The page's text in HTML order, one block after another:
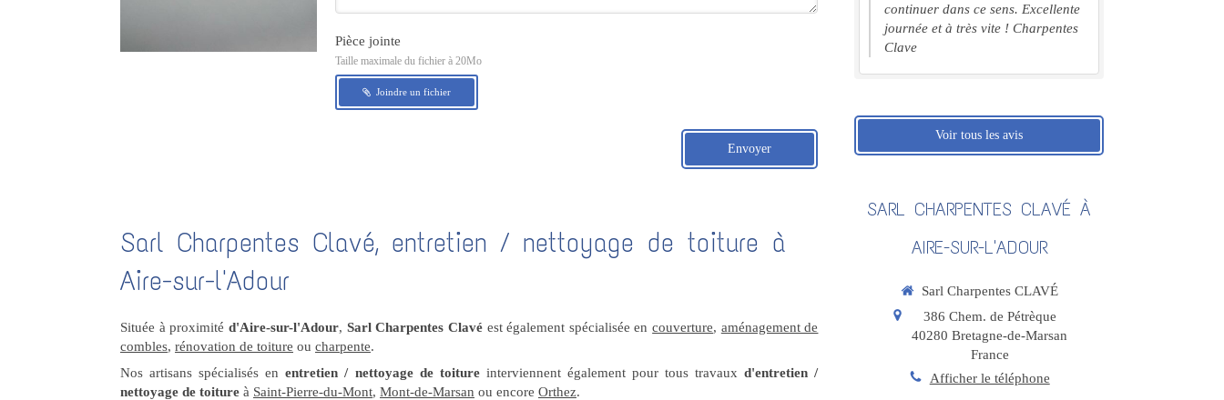
Pièce jointe
Taille maximale du fichier à 20Mo
Joindre un fichier
Envoyer
Sarl Charpentes Clavé, entretien / nettoyage de toiture à
Aire-sur-l'Adour
Située à proximité d'Aire-sur-l'Adour, Sarl Charpentes Clavéest également spécialisée encouverture, aménagement de
combles, rénovation de toiture ou charpente.
Nos artisans spécialisés enentretien / nettoyage de toitureinterviennent également pour tous travaux d'entretien /
nettoyage de toiture à Saint-Pierre-du-Mont, Mont-de-Marsan ou encore Orthez.
continuer dans ce sens. Excellente
journée et à très vite ! Charpentes
Clave
Voir tous les avis
SARL CHARPENTES CLAVÉ À
AIRE-SUR-L'ADOUR
Sarl Charpentes CLAVÉ
386 Chem. de Pétrèque
40280 Bretagne-de-Marsan
France
Afficher le téléphone